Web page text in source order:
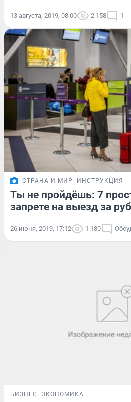
13 августа, 2019, 08:00 2 158 1
СТРАНА И МИР ИНСТРУКЦИЯ
Ты не пройдёшь: 7
запрете на выезд за
26 июня, 2019, 17:12 1 180
БИЗНЕС ЭКОНОМИКА